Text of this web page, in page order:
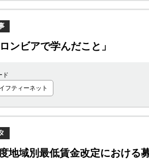
ンビアで学んだこと」
ド
フティーネット
地域別最低賃金改定における